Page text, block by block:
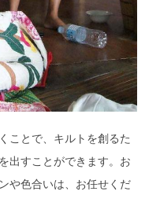
ことで、キルトを創るた
出すことができます。お
や色合いは、お任せくだ